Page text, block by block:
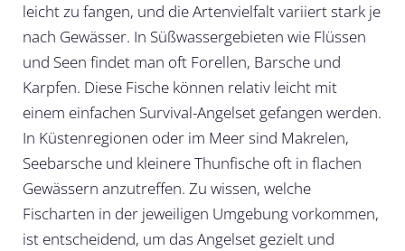
leicht zu fangen, und die Artenvielfalt variiert stark je
nach Gewässer. In Süßwassergebieten wie Flüssen
und Seen findet man oft Forellen, Barsche und
Karpfen. Diese Fische können relativ leicht mit
einem einfachen Survival-Angelset gefangen werden.
In Küstenregionen oder im Meer sind Makrelen,
Seebarsche und kleinere Thunfische oft in flachen
Gewässern anzutreffen. Zu wissen, welche
Fischarten in der jeweiligen Umgebung vorkommen,
ist entscheidend, um das Angelset gezielt und